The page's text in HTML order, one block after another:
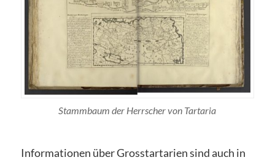
Stammbaum der Herrscher von Tartaria
Informationen über Grosstartarien sind auch in